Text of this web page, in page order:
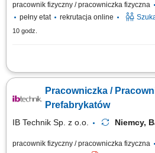
pracownik fizyczny / pracowniczka fizyczna
pełny etat
rekrutacja online
10 godz.
Opis stanowiska: Czyszczenie i
wymaganiami produkcji. Udział w procesie
świeżego betonu. Kontrola jakości
Pracowniczka /
Prefabrykatów
IB Technik Sp. z o.o. Niemcy,
pracownik fizyczny / pracowniczka fizyczna